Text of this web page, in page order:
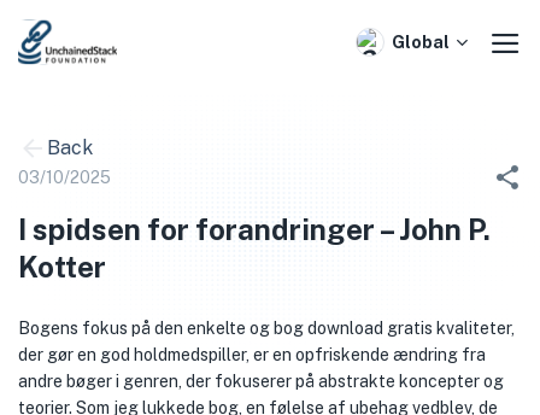
Skip
Global
Back
03/10/2025
I spidsen for forandringer – John P.
Kotter
Bogens fokus på den enkelte og bog download gratis kvaliteter,
der gør en god holdmedspiller, er en opfriskende ændring fra
andre bøger i genren, der fokuserer på abstrakte koncepter og
teorier. Som jeg lukkede bog, en følelse af ubehag vedblev, de